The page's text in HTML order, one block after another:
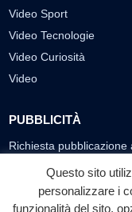
Video Sport
Video Tecnologie
Video Curiosità
Video
PUBBLICITÀ
Richiesta pubblicazione
SEGUICI SUI SOCIAL
Questo sito
personalizzare i
funzionalità del sito,